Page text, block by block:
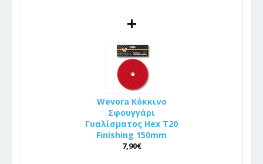
+
Wevora Κόκκινο
Σφουγγάρι
Γυαλίσματος Hex T20
Finishing 150mm
7,90€